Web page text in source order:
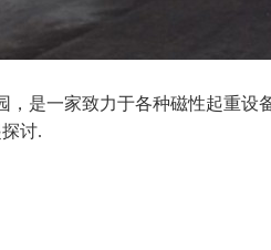
是一家致力于各种磁性起重
讨.